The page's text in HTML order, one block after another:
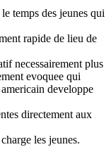
temps des jeunes qui
rapide de lieu de
necessairement plus
evoquee qui
developpe
directement aux
les jeunes.